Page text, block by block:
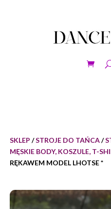
SKLEP /STROJE DO TAŃCA/
MĘSKIE BODY, KOSZULE, T-
RĘKAWEM MODEL LHOTSE *